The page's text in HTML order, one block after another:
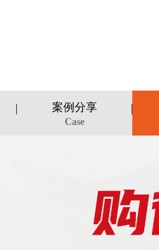
案例分享
Case